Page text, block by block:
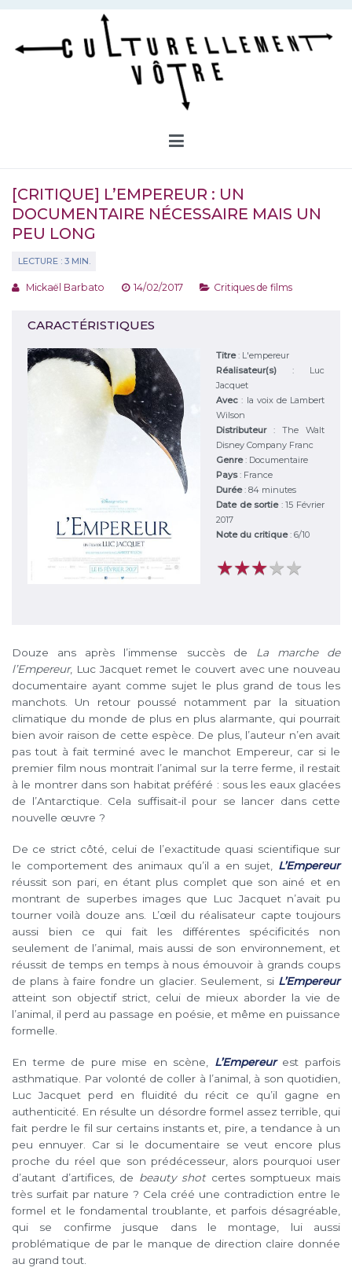
Aller
contenu
[CRITIQUE] L’EMPEREUR : UN
DOCUMENTAIRE NÉCESSAIRE MAIS UN
PEU LONG
Mickaël Barbato 14/02/2017 Critiques de films
CARACTÉRISTIQUES
Titre: L'empereur
Réalisateur(s): Luc
Jacquet
Avec: la voix de Lambert
Wilson
Distributeur:The Walt
Disney Company Franc
Genre: Documentaire
Pays: France
Durée:84 minutes
Date de sortie : 15 Février
2017
Note du critique:6/10
★★★★★
★★★★★
Douze ans après l’immense succès de
La marche de
l’Empereur, Luc Jacquet remet le couvert avec une nouveau
documentaire ayant comme sujet le plus grand de tous les
manchots. Un retour poussé notamment par la situation
climatique du monde de plus en plus alarmante, qui pourrait
bien avoir raison de cette espèce. De plus, l’auteur n’en avait
pas tout à fait terminé avec le manchot Empereur, car si le
premier film nous montrait l’animal sur la terre ferme, il restait
à le montrer dans son habitat préféré : sous les eaux glacées
de l’Antarctique. Cela suffisait-il pour se lancer dans cette
nouvelle œuvre ?
De ce strict côté, celui de l’exactitude quasi scientifique sur
le comportement des animaux qu’il a en sujet, L’Empereur
réussit son pari, en étant plus complet que son ainé et en
montrant de superbes images que Luc Jacquet n’avait pu
tourner voilà douze ans. L’œil du réalisateur capte toujours
aussi bien ce qui fait les différentes spécificités non
seulement de l’animal, mais aussi de son environnement, et
réussit de temps en temps à nous émouvoir à grands coups
de plans à faire fondre un glacier. Seulement, si L’Empereur
atteint son objectif strict, celui de mieux aborder la vie de
l’animal, il perd au passage en poésie, et même en puissance
formelle.
En terme de pure mise en scène, L’Empereurest parfois
asthmatique. Par volonté de coller à l’animal, à son quotidien,
Luc Jacquet perd en fluidité du récit ce qu’il gagne en
authenticité. En résulte un désordre formel assez terrible, qui
fait perdre le fil sur certains instants et, pire, a tendance à un
peu ennuyer. Car si le documentaire se veut encore plus
proche du réel que son prédécesseur, alors pourquoi user
d’autant d’artifices, de beauty shotcertes somptueux mais
très surfait par nature ? Cela créé une contradiction entre le
formel et le fondamental troublante, et parfois désagréable,
qui se confirme jusque dans le montage, lui aussi
problématique de par le manque de direction claire donnée
au grand tout.